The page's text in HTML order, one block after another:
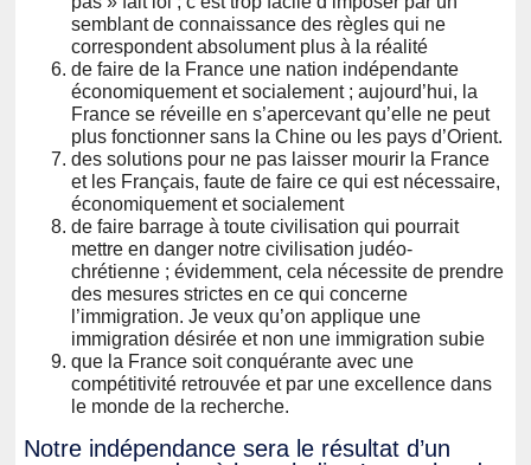
semblant de connaissance des règles qui ne
correspondent absolument plus à la réalité
de faire de la France une nation indépendante
économiquement et socialement ; aujourd’hui, la
France se réveille en s’apercevant qu’elle ne peut
plus fonctionner sans la Chine ou les pays d’Orient.
des solutions pour ne pas laisser mourir la France
et les Français, faute de faire ce qui est nécessaire,
économiquement et socialement
de faire barrage à toute civilisation qui pourrait
mettre en danger notre civilisation judéo-
chrétienne ; évidemment, cela nécessite de prendre
des mesures strictes en ce qui concerne
l’immigration. Je veux qu’on applique une
immigration désirée et non une immigration subie
que la France soit conquérante avec une
compétitivité retrouvée et par une excellence dans
le monde de la recherche.
Notre indépendance sera le résultat d’un